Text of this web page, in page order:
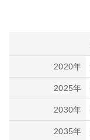
2020年
2025年
2030年
2035年